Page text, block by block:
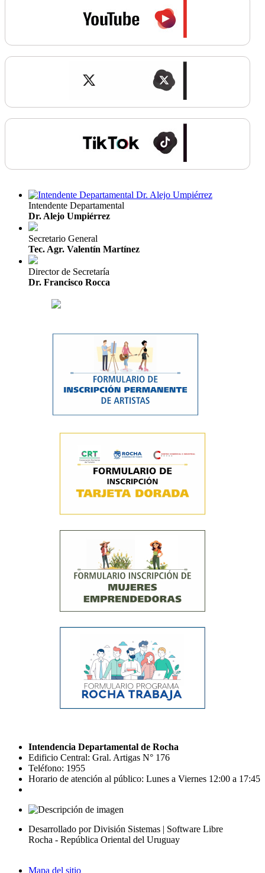
Intendente Departamental
Dr. Alejo Umpiérrez
Secretario General
Tec. Agr. Valentín Martínez
Director de Secretaría
Dr. Francisco Rocca
Intendencia Departamental de Rocha
Edificio Central: Gral. Artigas N° 176
Teléfono: 1955
Horario de atención al público: Lunes a Viernes 12:00 a 17:45
Desarrollado por División Sistemas | Software Libre
Rocha - República Oriental del Uruguay
Mapa del sitio